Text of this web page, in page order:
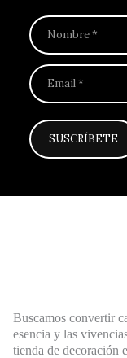
Buscamos convertir
esencia y las
tienda de decoración